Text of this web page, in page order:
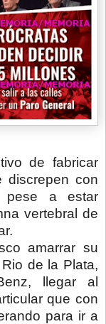
de fabricar
discrepen con
pese a estar
vertebral de
amarrar su
de la Plata,
llegar al
que con
para ir a